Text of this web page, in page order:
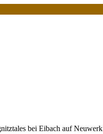
bei Eibach auf Neuwerk